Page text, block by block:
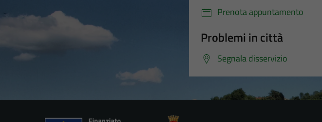
Prenota appuntamento
Problemi in città
Segnala disservizio